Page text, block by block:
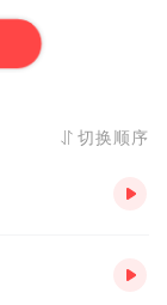
切换顺序